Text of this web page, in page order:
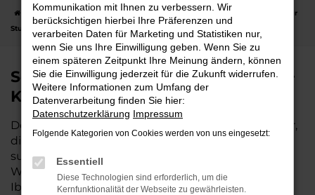
Startseite Stuhr Seat
Seat Ibiza Fahrzeuge bei Schmidt + Koch für
Stuhr
Seat Ibiza Fahrzeuge bei Schmidt +
Koch für Stuhr
Der Seat Ibiza ist die perfekte Wahl für alle in Stuhr,
die ein zuverlässiges und modernes Fahrzeug
suchen. Ob für den täglichen Arbeitsweg,
Wochenendausflüge oder lange Reisen, der Seat
Ibiza bietet Komfort, Effizienz und modernes
Kommunikation mit Ihnen zu verbessern. Wir
berücksichtigen hierbei Ihre Präferenzen und
verarbeiten Daten für Marketing und Statistiken nur,
wenn Sie uns Ihre Einwilligung geben. Wenn Sie zu
einem späteren Zeitpunkt Ihre Meinung ändern, können
Sie die Einwilligung jederzeit für die Zukunft widerrufen.
Weitere Informationen zum Umfang der
Datenverarbeitung finden Sie hier:
Datenschutzerklärung Impressum
Folgende Kategorien von Cookies werden von uns eingesetzt:
Essentiell
Diese Technologien sind erforderlich, um die
Kernfunktionalität der Webseite zu gewährleisten.